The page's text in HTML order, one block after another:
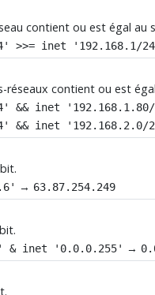
contient ou est égal au
>>= inet '192.168.1/
réseaux contient ou est
&& inet
&& inet '192.168.2.0/
→ 63.87.254.249
& inet '0.0.0.255' →